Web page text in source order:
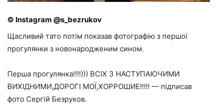
© Instagram @s_bezrukov
Щасливий тато потім показав фотографію з першої
прогулянки з новонародженим сином.
Перша прогулянка!!!!))) ВСІХ З НАСТУПАЮЧИМИ
ВИХІДНИМИ,ДОРОГІ МОЇ,ХОРРОШИЕ!!!!! — підписав
фото Сергій Безруков.